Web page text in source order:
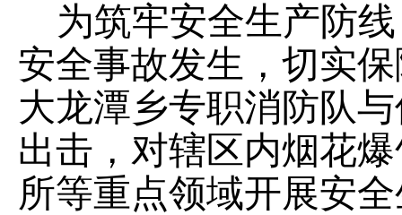
为筑牢安全生产防
安全事故发生，切实
大龙潭乡专职消防队
出击，对辖区内烟花
所等重点领域开展安